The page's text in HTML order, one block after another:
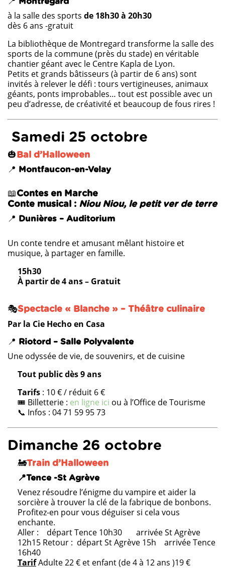
à la salle des sports de 18h30 à 20h30
dès 6 ans -gratuit
La bibliothèque de Montregard transforme la salle des
sports de la commune (près du stade) en véritable
chantier géant avec le Centre Kapla de Lyon.
Petits et grands bâtisseurs (à partir de 6 ans) sont
invités à relever le défi : tours vertigineuses, animaux
géants, ponts improbables… tout est possible avec un
peu d’adresse, de créativité et beaucoup de fous rires !
Samedi 25 octobre
🎃Bal d’Halloween
📍 Montfaucon-en-Velay
📖Contes en Marche
Conte musical : Niou Niou, le petit ver de terre
📍 Dunières – Auditorium
Un conte tendre et amusant mêlant histoire et
musique, à partager en famille.
15h30
À partir de 4 ans – Gratuit
🎭Spectacle « Blanche » – Théâtre culinaire
Par la Cie Hecho en Casa
📍 Riotord – Salle Polyvalente
Une odyssée de vie, de souvenirs, et de cuisine
Tout public dès 9 ans
Tarifs : 10 € / réduit 6 €
🎟️ Billetterie : en ligne ici ou à l’Office de Tourisme
📞 Infos : 04 71 59 95 73
Dimanche 26 octobre
🚂Train d’Halloween
📍Tence -St Agrève
Venez résoudre l’énigme du vampire et aider la
sorcière à trouver la clé de la fabrique de bonbons.
Profitez-en pour vous déguiser si cela vous
enchante.
Aller : départ Tence 10h30 arrivée St Agrève
12h15 Retour : départ St Agrève 15h arrivée Tence
16h40
TarifAdulte 22 € et enfant (de 4 à 12 ans )19 €